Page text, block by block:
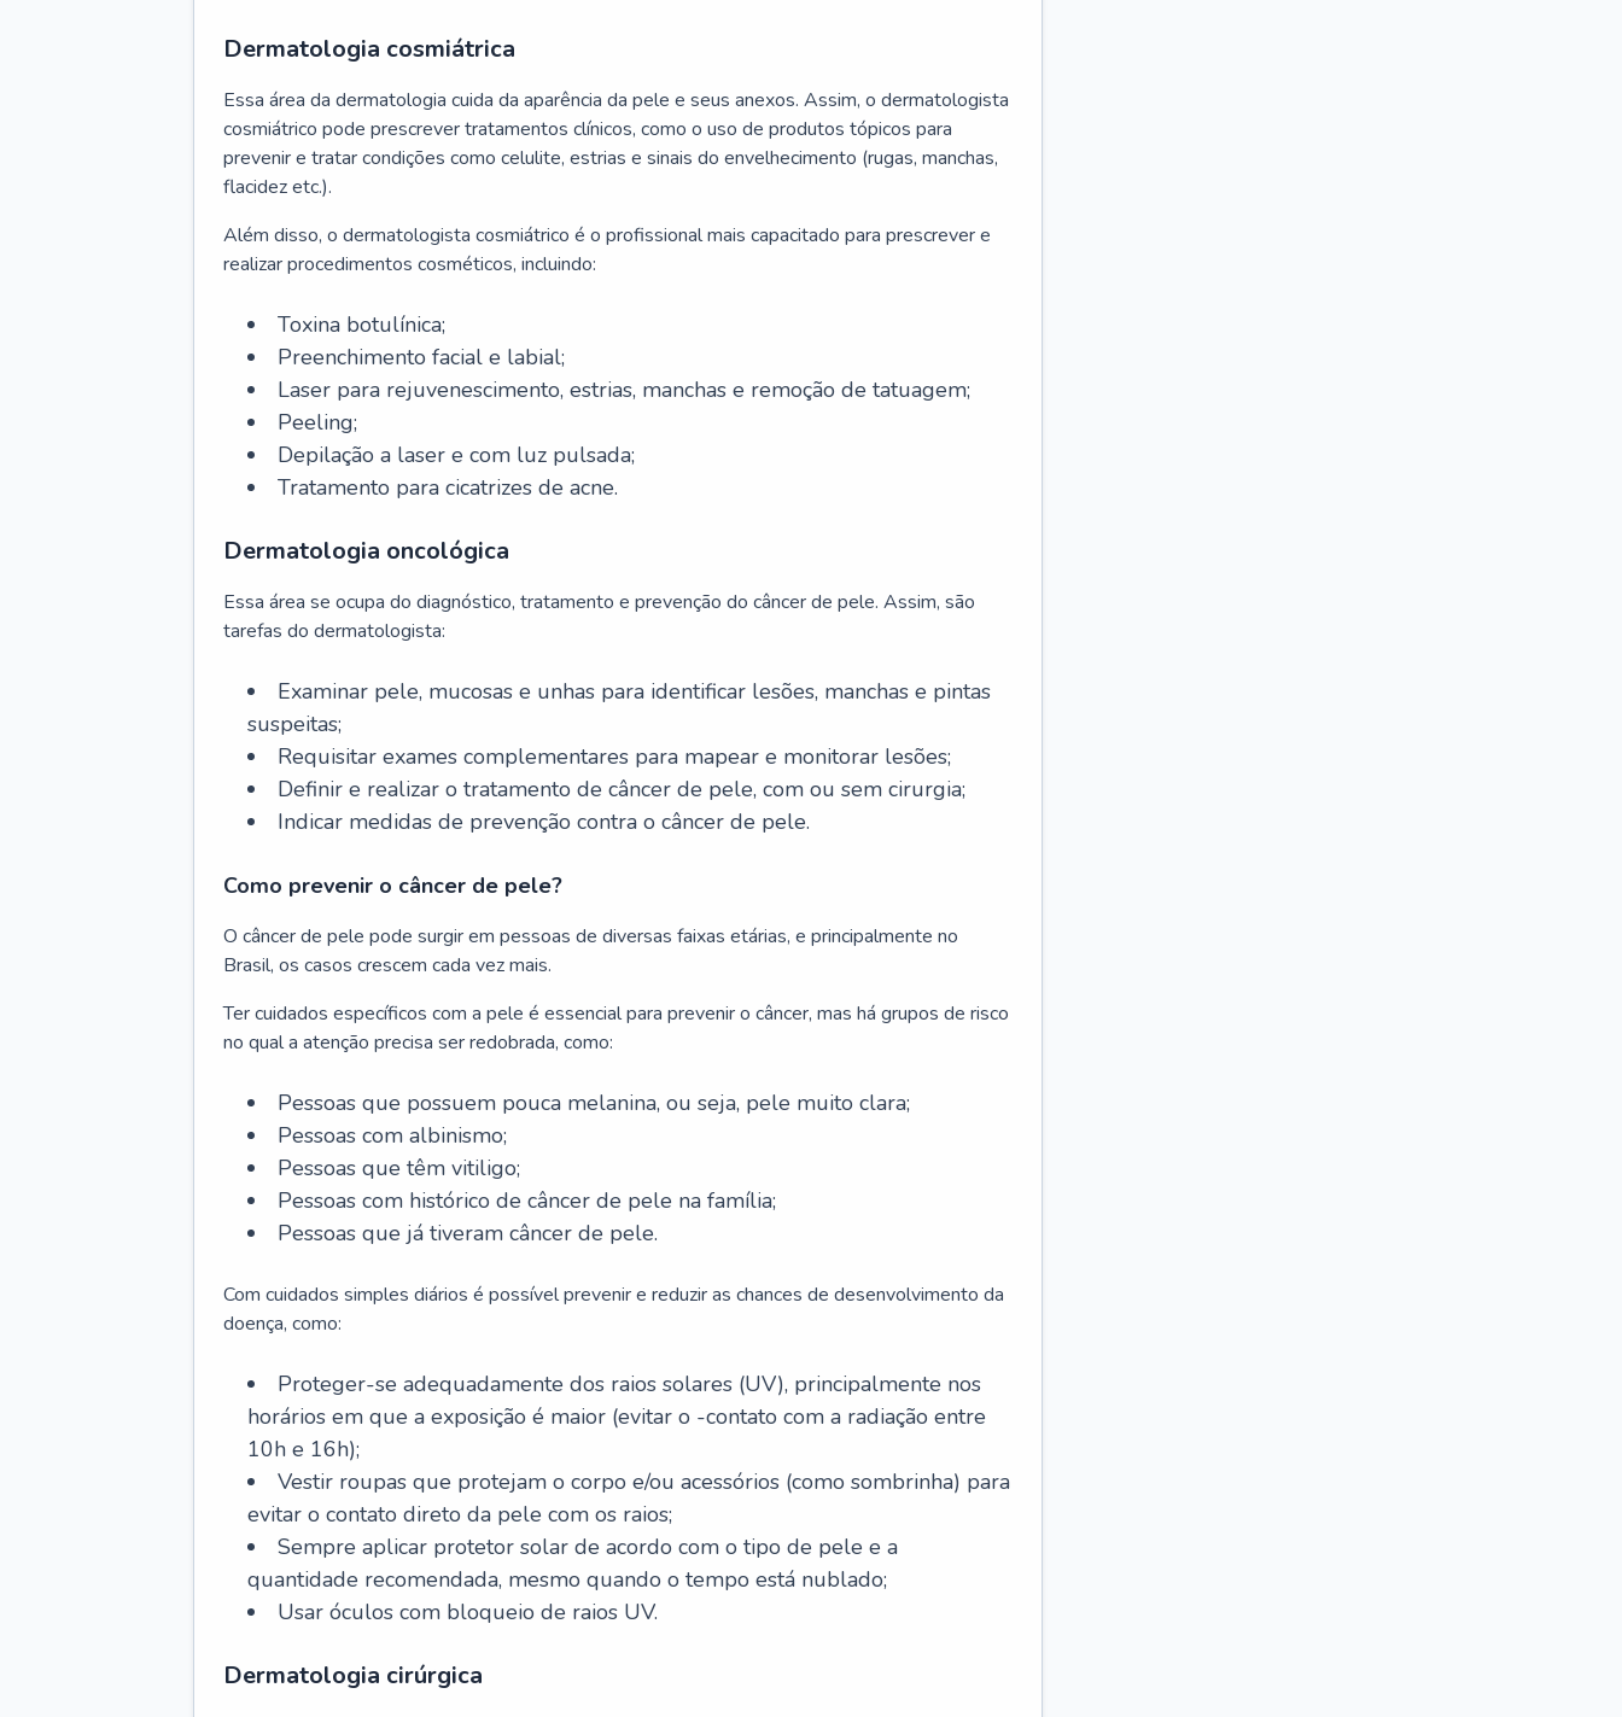
Dermatologia cosmiátrica
Essa área da dermatologia cuida da aparência da pele e seus anexos. Assim, o dermatologista
cosmiátrico pode prescrever tratamentos clínicos, como o uso de produtos tópicos para
prevenir e tratar condições como celulite, estrias e sinais do envelhecimento (rugas, manchas,
flacidez etc.).
Além disso, o dermatologista cosmiátrico é o profissional mais capacitado para prescrever e
realizar procedimentos cosméticos, incluindo:
Toxina botulínica;
Preenchimento facial e labial;
Laser para rejuvenescimento, estrias, manchas e remoção de tatuagem;
Peeling;
Depilação a laser e com luz pulsada;
Tratamento para cicatrizes de acne.
Dermatologia oncológica
Essa área se ocupa do diagnóstico, tratamento e prevenção do câncer de pele. Assim, são
tarefas do dermatologista:
Examinar pele, mucosas e unhas para identificar lesões, manchas e pintas
suspeitas;
Requisitar exames complementares para mapear e monitorar lesões;
Definir e realizar o tratamento de câncer de pele, com ou sem cirurgia;
Indicar medidas de prevenção contra o câncer de pele.
Como prevenir o câncer de pele?
O câncer de pele pode surgir em pessoas de diversas faixas etárias, e principalmente no
Brasil, os casos crescem cada vez mais.
Ter cuidados específicos com a pele é essencial para prevenir o câncer, mas há grupos de risco
no qual a atenção precisa ser redobrada, como:
Pessoas que possuem pouca melanina, ou seja, pele muito clara;
Pessoas com albinismo;
Pessoas que têm vitiligo;
Pessoas com histórico de câncer de pele na família;
Pessoas que já tiveram câncer de pele.
Com cuidados simples diários é possível prevenir e reduzir as chances de desenvolvimento da
doença, como:
Proteger-se adequadamente dos raios solares (UV), principalmente nos
horários em que a exposição é maior (evitar o -contato com a radiação entre
10h e 16h);
Vestir roupas que protejam o corpo e/ou acessórios (como sombrinha) para
evitar o contato direto da pele com os raios;
Sempre aplicar protetor solar de acordo com o tipo de pele e a
quantidade recomendada, mesmo quando o tempo está nublado;
Usar óculos com bloqueio de raios UV.
Dermatologia cirúrgica